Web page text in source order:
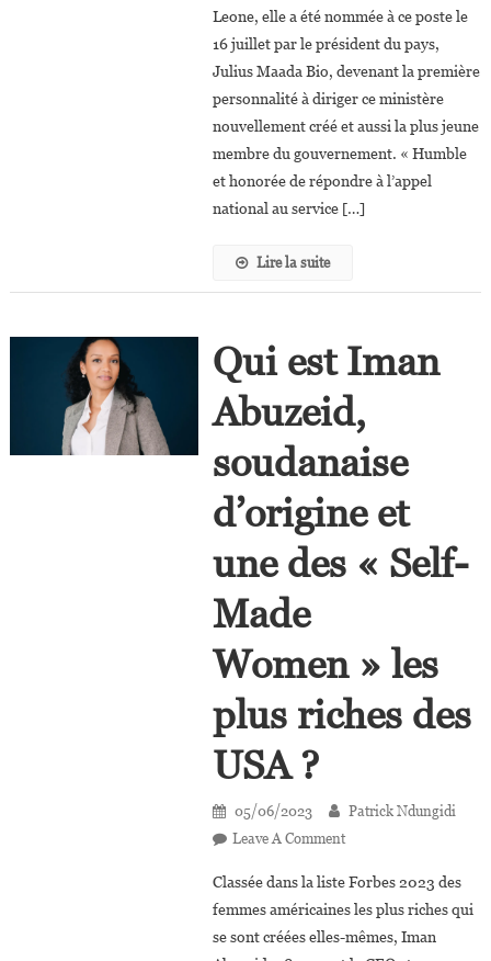
Salima
Monorma
Bah,
32
Ans,
Nommée
Ministre
La
Et
De
L’innovation
Leone, elle a été nommée à ce poste le
16 juillet par le président du pays,
Julius Maada Bio, devenant la première
personnalité à diriger ce ministère
nouvellement créé et aussi la plus jeune
membre du gouvernement. « Humble
et honorée de répondre à l’appel
national au service […]
Lire la suite
Qui est Iman
Abuzeid,
soudanaise
d’origine et
une des « Self-
Made
Women » les
plus riches des
USA ?
05/06/2023
Patrick Ndungidi
Leave A CommentOn
Est
Iman
Abuzeid,
Classée dans la liste Forbes 2023 des
femmes américaines les plus riches qui
se sont créées elles-mêmes, Iman